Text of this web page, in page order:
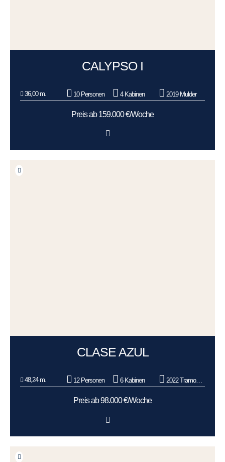
CALYPSO I
36,00 m. 10 Personen 4 Kabinen 2019 Mulder
Preis ab 159.000 €/Woche
CLASE AZUL
48,24 m. 12 Personen 6 Kabinen 2022 Tramontana
Preis ab 98.000 €/Woche